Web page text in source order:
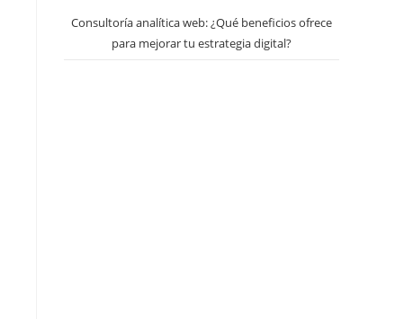
Consultoría analítica web: ¿Qué beneficios ofrece
para mejorar tu estrategia digital?